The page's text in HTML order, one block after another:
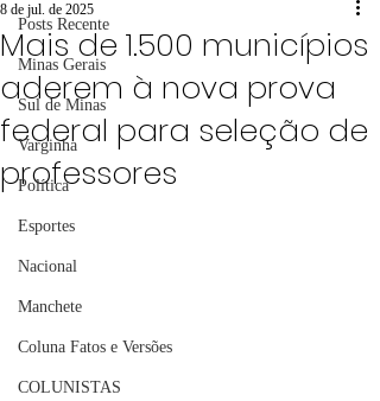
Posts Recente
Minas Gerais
Sul de Minas
Varginha
Política
Esportes
Nacional
Manchete
Coluna Fatos e Versões
COLUNISTAS
Mais de 1.500 municípios
aderem à nova prova
federal para seleção de
professores
8 de jul. de 2025